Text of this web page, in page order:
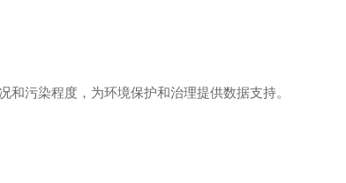
污染程度，为环境保护和治理提供数据支持。